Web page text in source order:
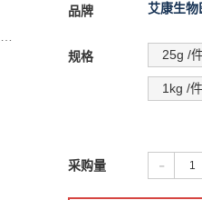
品牌 艾康生物
规格 25g /
1kg /件
采购量 -